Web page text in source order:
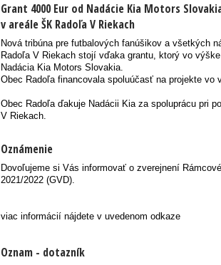
Grant 4000 Eur od Nadácie Kia Motors
v areále ŠK Radoľa V Riekach
Nová tribúna pre futbalových fanúšikov a všetkých
Radoľa V Riekach stojí vďaka grantu, ktorý vo
Nadácia Kia Motors Slovakia.
Obec Radoľa financovala spoluúčasť na projekte vo
Obec Radoľa ďakuje Nadácii Kia za spoluprácu pri
V Riekach.
Oznámenie
Dovoľujeme si Vás informovať o zverejnení
2021/2022 (GVD).
viac informácií nájdete v uvedenom odkaze
Oznam - dotazník